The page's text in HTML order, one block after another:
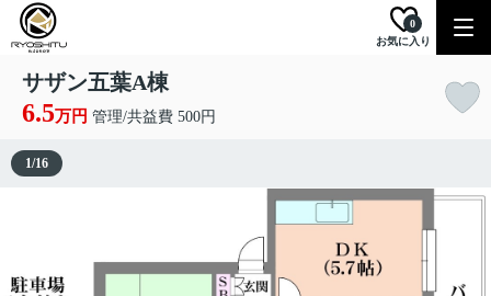
お気に入り
0
サザン五葉A棟
6.5万円 管理/共益費 500円
1/16